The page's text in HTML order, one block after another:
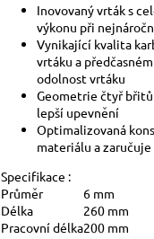
Inovovaný vrták s
výkonu při
Vynikající kvalita
vrtáku a
odolnost vrtáku
Geometrie čtyř
lepší upevnění
Optimalizovaná
materiálu a
Specifikace :
Průměr
6 mm
Délka
260 mm
Pracovní délka200 mm